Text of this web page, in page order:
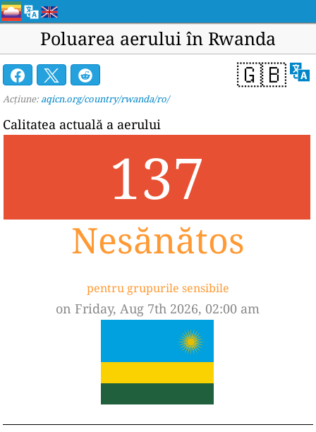
Poluarea aerului în Rwanda
🇬🇧
Acțiune: aqicn.org/country/rwanda/ro/
Calitatea actuală a aerului
137
Nesănătos
pentru grupurile sensibile
on Friday, Aug 7th 2026, 02:00 am